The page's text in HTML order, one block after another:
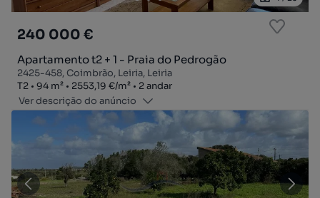
240 000 €
Apartamento t2 + 1 - Praia do Pedrogão
2425-458, Coimbrão, Leiria, Leiria
Tipologia
T2
Zona94 m²
Preço por metro quadrado
2553,19 €/m²
Andar
2 andar
Ver descrição do anúncio